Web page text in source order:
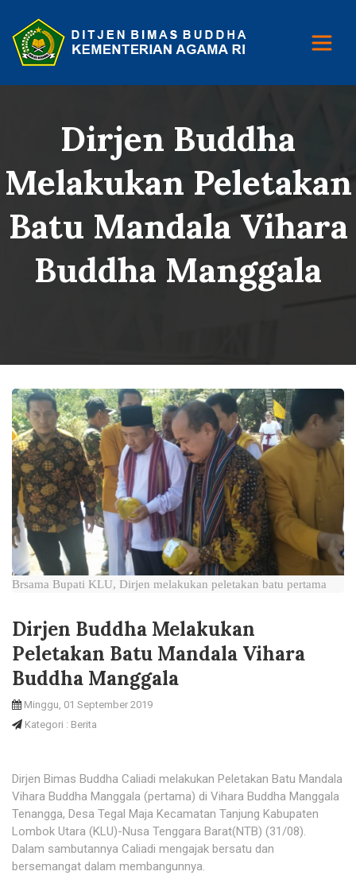
Dirjen Buddha
Melakukan Peletakan
Batu Mandala Vihara
Buddha Manggala
Brsama Bupati KLU, Dirjen melakukan peletakan batu pertama
Dirjen Buddha Melakukan
Peletakan Batu Mandala Vihara
Buddha Manggala
Minggu, 01 September 2019
Kategori : Berita
Dirjen Bimas Buddha Caliadi melakukan Peletakan Batu Mandala
Vihara Buddha Manggala (pertama) di Vihara Buddha Manggala
Tenangga, Desa Tegal Maja Kecamatan Tanjung Kabupaten
Lombok Utara (KLU)-Nusa Tenggara Barat(NTB) (31/08).
Dalam sambutannya Caliadi mengajak bersatu dan
bersemangat dalam membangunnya.